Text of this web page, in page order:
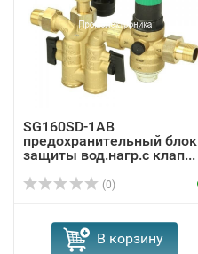
SG160SD-1AB
предохранительный блок
защиты вод.нагр.с клап...
(0)
В корзину